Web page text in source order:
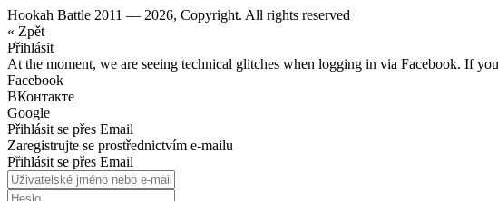
Hookah Battle 2011 — 2026, Copyright. All rights reserved
« Zpět
Přihlásit
At the moment, we are seeing technical glitches when logging in via Facebook. If
Facebook
ВКонтакте
Google
Přihlásit se přes Email
Zaregistrujte se prostřednictvím e-mailu
Přihlásit se přes Email